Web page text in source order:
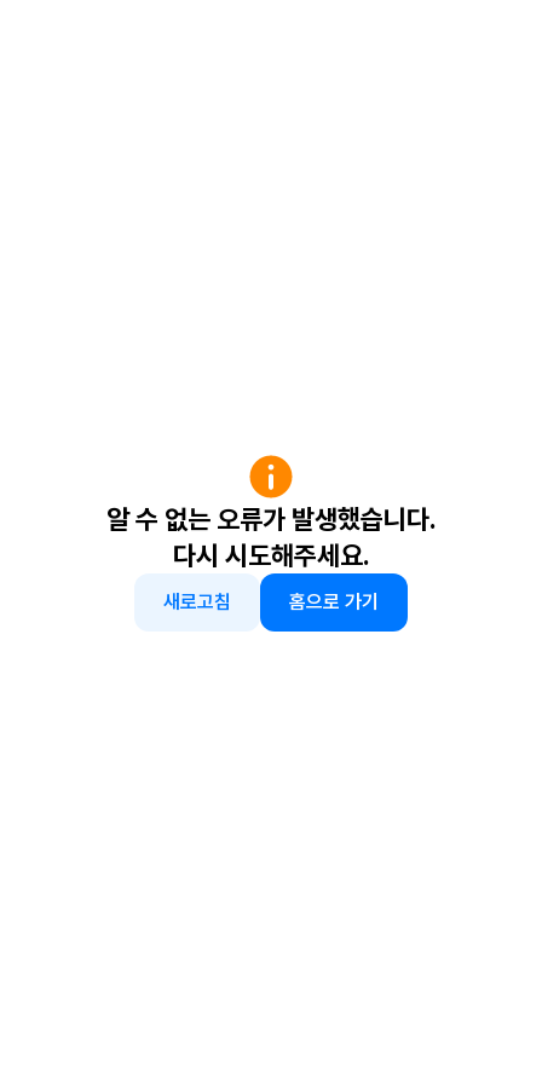
알 수 없는 오류가 발생했습니다.
다시 시도해주세요.
새로고침 홈으로 가기